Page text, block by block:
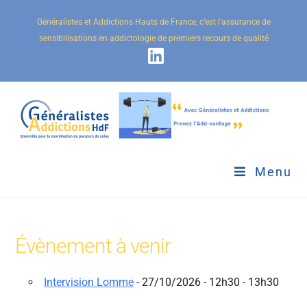
Généralistes et Addictions Hauts de France, c’est l’assurance de
sensibilisations en addictologie de premiers recours de qualité
Menu
Évènement à venir
Intervision Lomme - 27/10/2026 - 12h30 - 13h30